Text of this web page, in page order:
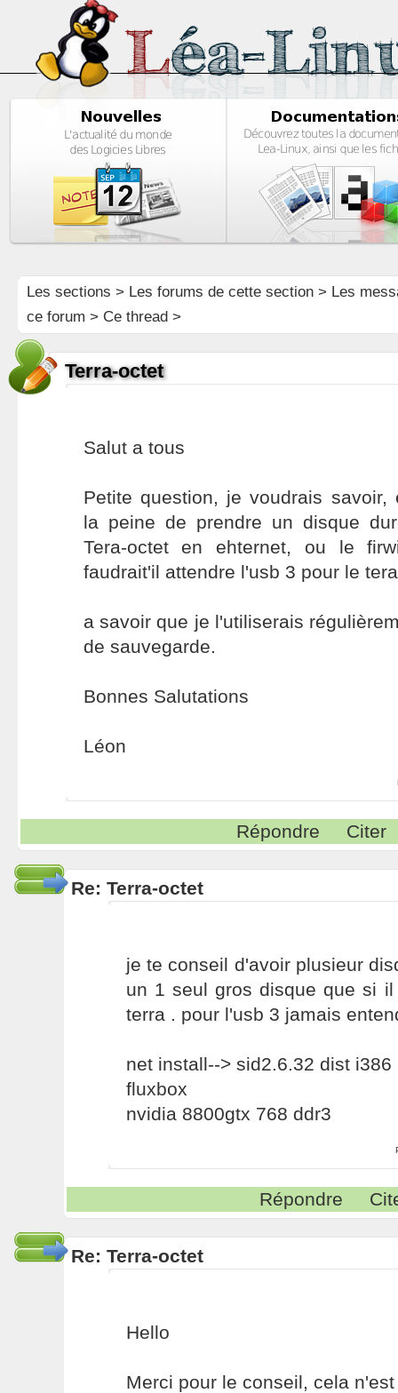
Les sections > Les forums de cette section> Les
ce forum > Ce thread >
Terra-octet
Salut a tous
Petite question, je voudrais savoir,
la peine de prendre un disque
Tera-octet en ehternet, ou le
faudrait'il attendre l'usb 3 pour le
a savoir que je l'utiliserais
de sauvegarde.
Bonnes Salutations
Léon
Répondre Citer
Re: Terra-octet
je te conseil d'avoir plusieur
un 1 seul gros disque que si
terra . pour l'usb 3 jamais
net install--> sid2.6.32 dist i386
fluxbox
nvidia 8800gtx 768 ddr3
Répondre
Re: Terra-octet
Hello
Merci pour le conseil, cela